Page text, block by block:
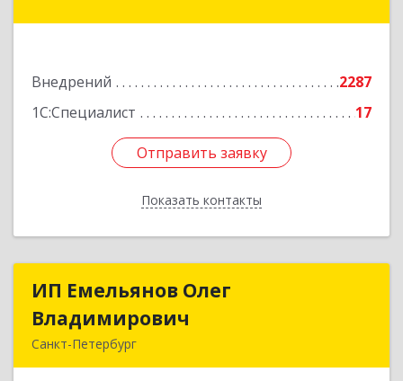
Внедрений
2287
1С:Специалист
17
Отправить заявку
Показать контакты
Отправить заявку
Назад
ИП Емельянов Олег
Владимирович
Санкт-Петербург
ИП Емельянов Олег